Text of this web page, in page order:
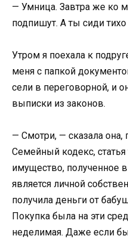
— Умница. Завтра же ко
подпишут. А ты сиди
Утром я поехала к
меня с папкой
сели в переговорной, и
выписки из законов.
— Смотри, — сказала она,
Семейный кодекс, статья
имущество, полученное
является личной
получила деньги от
Покупка была на эти
неделимая. Даже если